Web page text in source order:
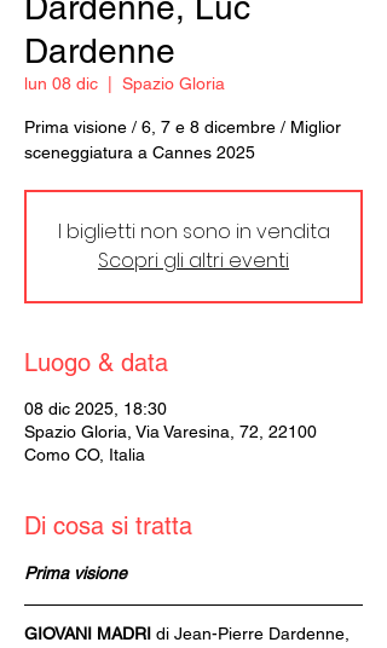
Dardenne
lun 08 dic Spazio Gloria
Prima visione / 6, 7 e 8 dicembre / Miglior
sceneggiatura a Cannes 2025
I biglietti non sono in vendita
Scopri gli altri eventi
Luogo & data
08 dic 2025, 18:30
Spazio Gloria, Via Varesina, 72, 22100
Como CO, Italia
Di cosa si tratta
Prima visione
GIOVANI MADRI di Jean-Pierre Dardenne,